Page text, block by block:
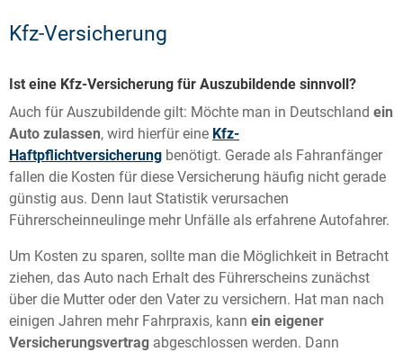
Kfz-Versicherung
Ist eine Kfz-Versicherung für Auszubildende sinnvoll?
Auch für Auszubildende gilt: Möchte man in Deutschland ein
Auto zulassen, wird hierfür eine Kfz-
Haftpflichtversicherung benötigt. Gerade als Fahranfänger
fallen die Kosten für diese Versicherung häufig nicht gerade
günstig aus. Denn laut Statistik verursachen
Führerscheinneulinge mehr Unfälle als erfahrene Autofahrer.
Um Kosten zu sparen, sollte man die Möglichkeit in Betracht
ziehen, das Auto nach Erhalt des Führerscheins zunächst
über die Mutter oder den Vater zu versichern. Hat man nach
einigen Jahren mehr Fahrpraxis, kann ein eigener
Versicherungsvertrag abgeschlossen werden. Dann